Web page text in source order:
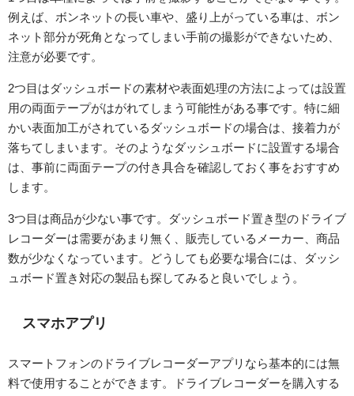
例えば、ボンネットの長い車や、盛り上がっている車は、ボン
ネット部分が死角となってしまい手前の撮影ができないため、
注意が必要です。
2つ目はダッシュボードの素材や表面処理の方法によっては設置
用の両面テープがはがれてしまう可能性がある事です。特に細
かい表面加工がされているダッシュボードの場合は、接着力が
落ちてしまいます。そのようなダッシュボードに設置する場合
は、事前に両面テープの付き具合を確認しておく事をおすすめ
します。
3つ目は商品が少ない事です。ダッシュボード置き型のドライブ
レコーダーは需要があまり無く、販売しているメーカー、商品
数が少なくなっています。どうしても必要な場合には、ダッシ
ュボード置き対応の製品も探してみると良いでしょう。
スマホアプリ
スマートフォンのドライブレコーダーアプリなら基本的には無
料で使用することができます。ドライブレコーダーを購入する